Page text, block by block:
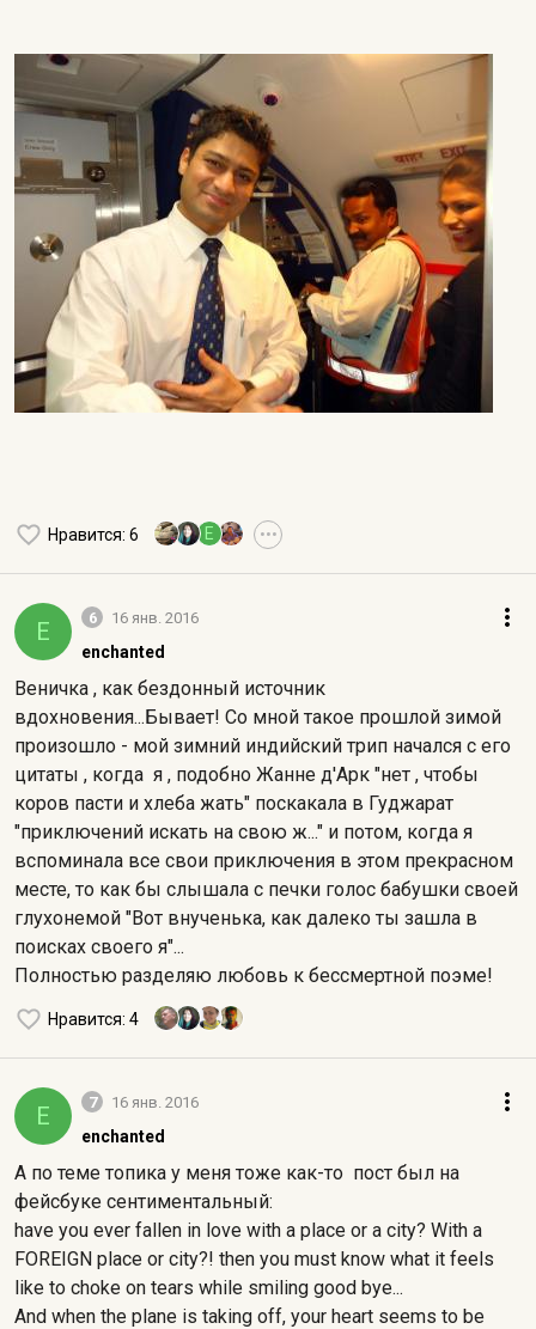
Нравится: 6 E •••
E 6 16 янв. 2016
enchanted
Веничка , как бездонный источник
вдохновения...Бывает! Со мной такое прошлой зимой
произошло - мой зимний индийский трип начался с его
цитаты , когда я , подобно Жанне д'Арк "нет , чтобы
коров пасти и хлеба жать" поскакала в Гуджарат
"приключений искать на свою ж..." и потом, когда я
вспоминала все свои приключения в этом прекрасном
месте, то как бы слышала с печки голос бабушки своей
глухонемой "Вот внученька, как далеко ты зашла в
поисках своего я"...
Полностью разделяю любовь к бессмертной поэме!
Нравится: 4
E 7 16 янв. 2016
enchanted
А по теме топика у меня тоже как-то пост был на
фейсбуке сентиментальный:
have you ever fallen in love with a place or a city? With a
FOREIGN place or city?! then you must know what it feels
like to choke on tears while smiling good bye...
And when the plane is taking off, your heart seems to be